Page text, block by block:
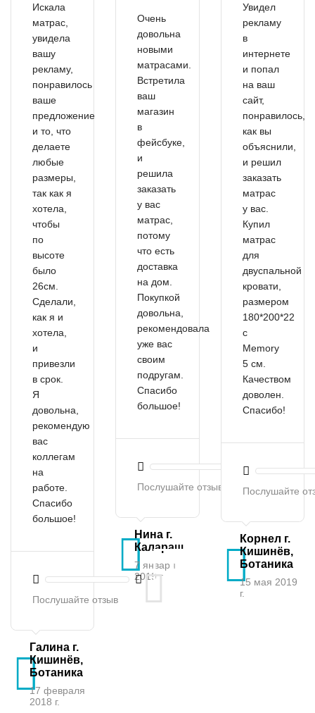
Искала
матрас,
увидела
вашу
рекламу,
понравилось
ваше
предложение
и то, что
делаете
любые
размеры,
так как я
хотела,
чтобы
по
высоте
было
26см.
Сделали,
как я и
хотела,
и
привезли
в срок.
Я
довольна,
рекомендую
вас
коллегам
на
работе.
Спасибо
большое!
Послушайте отзыв
Галина г.
Кишинёв,
Ботаника
17 февраля
2018 г.
Очень
довольна
новыми
матрасами.
Встретила
ваш
магазин
в
фейсбуке,
и
решила
заказать
у вас
матрас,
потому
что есть
доставка
на дом.
Покупкой
довольна,
рекомендовала
уже вас
своим
подругам.
Спасибо
большое!
Послушайте отзыв
Нина г.
Калараш
7 января
2019 г.
Увидел
рекламу
в
интернете
и попал
на ваш
сайт,
понравилось,
как вы
объяснили,
и решил
заказать
матрас
у вас.
Купил
матрас
для
двуспальной
кровати,
размером
180*200*22
с
Memory
5 см.
Качеством
доволен.
Спасибо!
Послушайте
Корнел г.
Кишинёв,
Ботаника
15 мая 2019
г.